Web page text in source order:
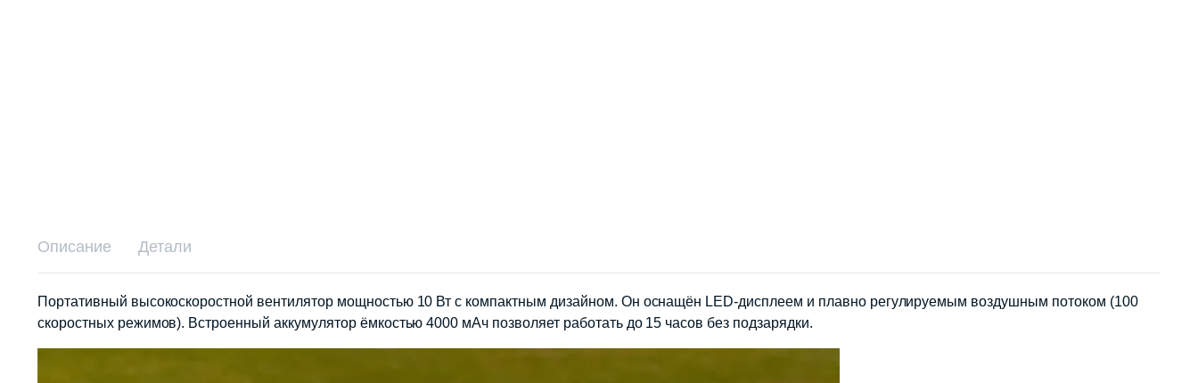
Описание Детали
Портативный высокоскоростной вентилятор мощностью 10 Вт с компактным дизайном. Он оснащён LED‑дисплеем и плавно регулируемым воздушным потоком (100
скоростных режимов). Встроенный аккумулятор ёмкостью 4000 мАч позволяет работать до 15 часов без подзарядки.